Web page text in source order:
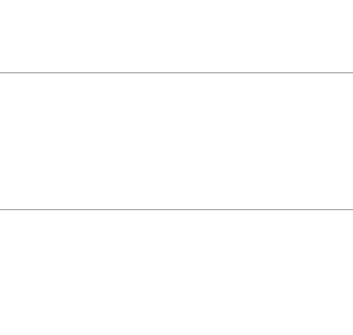
retratam excelência em seu desempenho. * Imagem